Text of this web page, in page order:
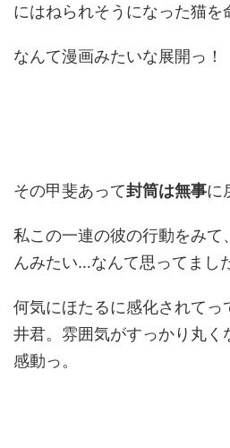
にはねられそうになった猫を
なんて漫画みたいな展開っ！
その甲斐あって封筒は無事に
私この一連の彼の行動をみて
んみたい…なんて思ってまし
何気にほたるに感化されてっ
井君。雰囲気がすっかり丸く
感動っ。